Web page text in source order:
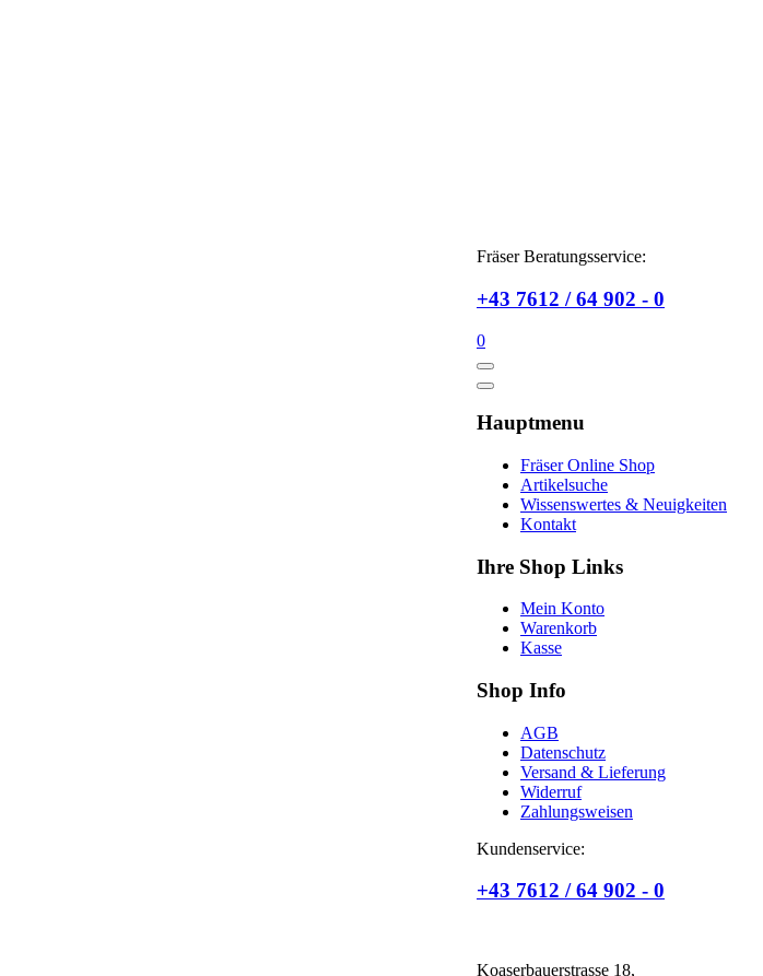
Fräser Beratungsservice:
+43 7612 / 64 902 - 0
0
Hauptmenu
Fräser Online Shop
Artikelsuche
Wissenswertes & Neuigkeiten
Kontakt
Ihre Shop Links
Mein Konto
Warenkorb
Kasse
Shop Info
AGB
Datenschutz
Versand & Lieferung
Widerruf
Zahlungsweisen
Kundenservice:
+43 7612 / 64 902 - 0
Koaserbauerstrasse 18,